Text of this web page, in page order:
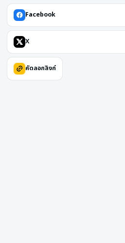
Facebook
X
คัดลอกลิงก์